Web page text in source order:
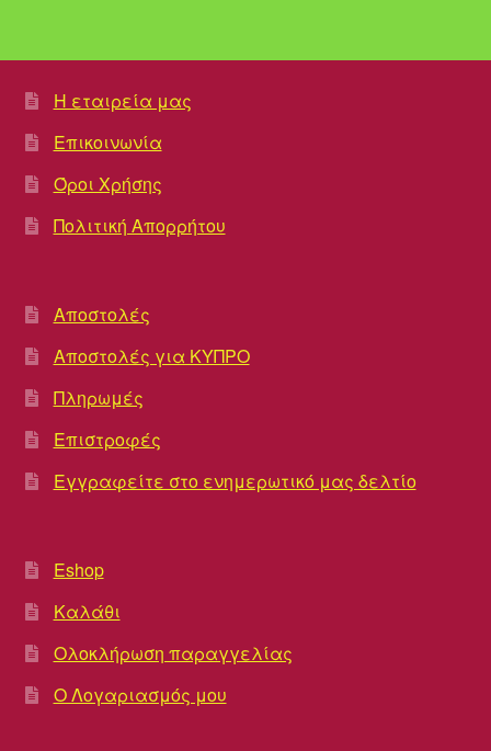
Η εταιρεία μας
Επικοινωνία
Όροι Χρήσης
Πολιτική Απορρήτου
Αποστολές
Αποστολές για ΚΥΠΡΟ
Πληρωμές
Επιστροφές
Εγγραφείτε στο ενημερωτικό μας δελτίο
Eshop
Καλάθι
Ολοκλήρωση παραγγελίας
Ο Λογαριασμός μου